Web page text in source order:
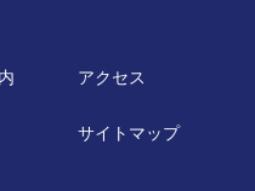
アクセス
サイトマップ